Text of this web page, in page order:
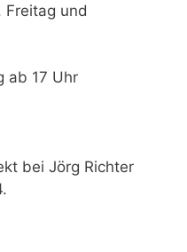
Freitag und
ab 17 Uhr
bei Jörg Richter